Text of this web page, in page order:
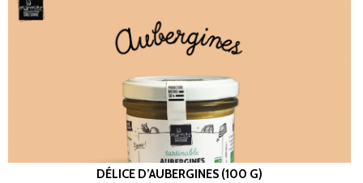
DÉLICE D’AUBERGINES (100 G)